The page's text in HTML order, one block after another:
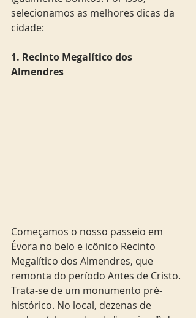
selecionamos as melhores dicas da
cidade:
1. Recinto Megalítico dos
Almendres
Começamos o nosso passeio em
Évora no belo e icônico Recinto
Megalítico dos Almendres, que
remonta do período Antes de Cristo.
Trata-se de um monumento pré-
histórico. No local, dezenas de